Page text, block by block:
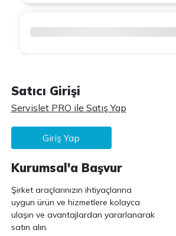
Satıcı Girişi
Servislet PRO ile Satış Yap
Giriş Yap
Kurumsal'a Başvur
Şirket araçlarınızın ihtiyaçlarına
uygun ürün ve hizmetlere kolayca
ulaşın ve avantajlardan yararlanarak
satın alın.